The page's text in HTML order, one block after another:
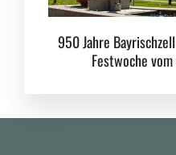
950 Jahre
Festwoche